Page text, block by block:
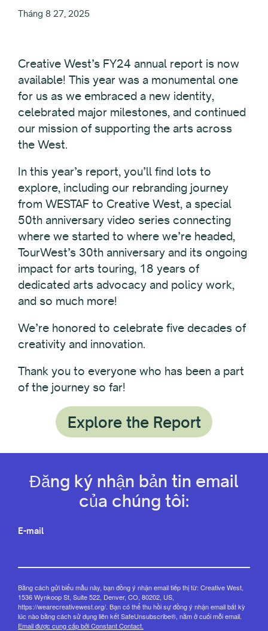
Tháng 8 27, 2025
Creative West’s FY24 annual report is now
available! This year was a monumental one
for us as we embraced a new identity,
celebrated major milestones, and continued
our mission of supporting the arts across
the West.
In this year’s report, you’ll find lots to
explore, including our rebranding journey
from WESTAF to Creative West, a special
50th anniversary video series connecting
where we started to where we’re headed,
TourWest’s 30th anniversary and its ongoing
impact for arts touring, 18 years of
dedicated arts advocacy and policy work,
and so much more!
We’re honored to celebrate five decades of
creativity and innovation.
Thank you to everyone who has been a part
of the journey so far!
Explore the Report
Đăng ký nhận bản tin email
của chúng tôi:
E-mail
Bằng cách gửi biểu mẫu này, bạn đồng ý nhận email tiếp thị từ: Creative West,
1536 Wynkoop St, Suite 522, Denver, CO, 80202, US,
https://wearecreativewest.org/. Bạn có thể thu hồi sự đồng ý nhận email bất kỳ
lúc nào bằng cách sử dụng liên kết SafeUnsubscribe®, nằm ở cuối mỗi email.
Email được cung cấp bởi Constant Contact.